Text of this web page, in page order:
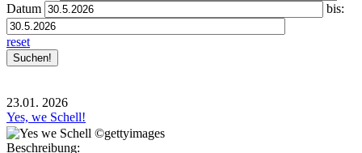
Datum
bis:
reset
23.01. 2026
Yes, we Schell!
Beschreibung: